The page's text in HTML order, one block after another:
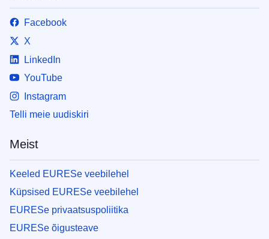
Facebook
X
LinkedIn
YouTube
Instagram
Telli meie uudiskiri
Meist
Keeled EURESe veebilehel
Küpsised EURESe veebilehel
EURESe privaatsuspoliitika
EURESe õigusteave